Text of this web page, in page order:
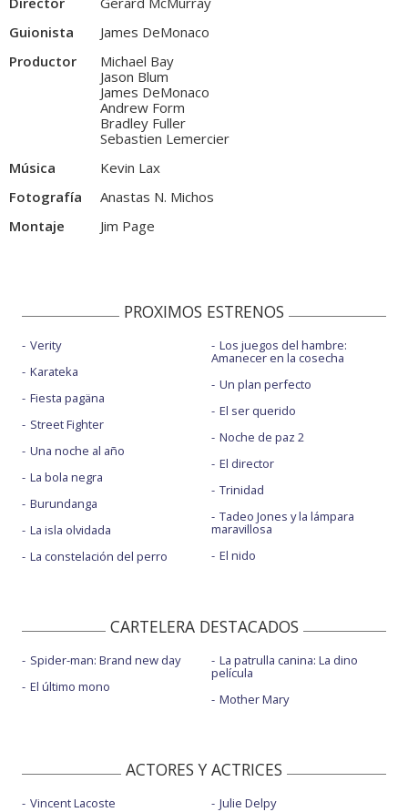
Guionista
James DeMonaco
Productor
Michael Bay
Jason Blum
James DeMonaco
Andrew Form
Bradley Fuller
Sebastien Lemercier
Música
Kevin Lax
Fotografía
Anastas N. Michos
Montaje
Jim Page
PROXIMOS ESTRENOS
Verity
Karateka
Fiesta pagäna
Street Fighter
Una noche al año
La bola negra
Burundanga
La isla olvidada
La constelación del perro
Los juegos del hambre:
Amanecer en la cosecha
Un plan perfecto
El ser querido
Noche de paz 2
El director
Trinidad
Tadeo Jones y la lámpara
maravillosa
El nido
CARTELERA DESTACADOS
Spider-man: Brand new day
El último mono
La patrulla canina: La dino
película
Mother Mary
ACTORES Y ACTRICES
Vincent Lacoste
Julie Delpy